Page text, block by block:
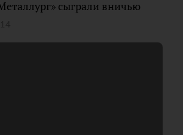
сыграли вничью